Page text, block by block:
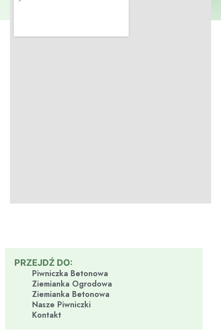
PRZEJDŹ DO:
Piwniczka Betonowa
Ziemianka Ogrodowa
Ziemianka Betonowa
Nasze Piwniczki
Kontakt